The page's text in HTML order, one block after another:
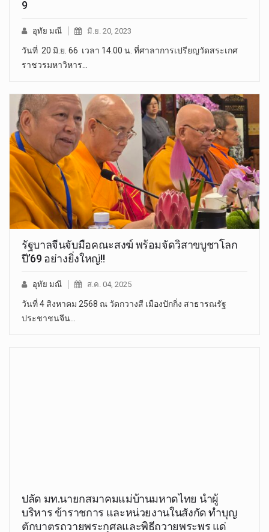
9
อุทัย มณี มิ.ย. 20, 2023
วันที่ 20 มิ.ย. 66 เวลา 14.00 น. ที่ศาลาการเปรียญวัดสระเกศ
ราชวรมหาวิหาร…
รัฐบาลจีนจับมือคณะสงฆ์ พร้อมจัดวิสาขบูชาโลก
ปี’69 อย่างยิ่งใหญ่!!
อุทัย มณี ส.ค. 04, 2025
วันที่ 4 สิงหาคม 2568 ณ วัดกวางสี เมืองปักกิ่ง สาธารณรัฐ
ประชาชนจีน…
ปลัด มท.นายกสมาคมแม่บ้านมหาดไทย นำผู้
บริหาร ข้าราชการ และหน่วยงานในสังกัด ทำบุญ
ตักบาตรถวายพระกุศลและพิธีถวายพระพร แด่